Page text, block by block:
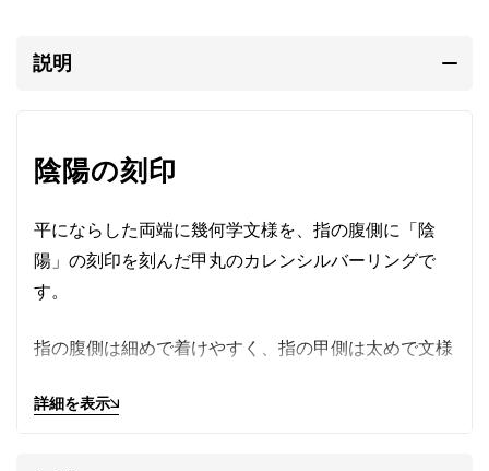
説明
陰陽の刻印
平にならした両端に幾何学文様を、指の腹側に「陰
陽」の刻印を刻んだ甲丸のカレンシルバーリングで
す。
指の腹側は細めで着けやすく、指の甲側は太めで文様
詳細を表示